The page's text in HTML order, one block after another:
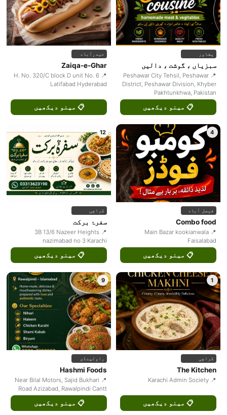
پشاور
سبزیاں ، گوشت ، دالیں
📍 Peshawar City Tehsil, Peshawar
District, Peshawar Division, Khyber
Pakhtunkhwa, Pakistan
📋 مینو دیکھیں
حیدرآباد
Zaiqa-e-Ghar
📍 H. No. 320/C block D unit No. 6
Latifabad Hyderabad
📋 مینو دیکھیں
4
فیصل آباد
Combo food
📍 Main Bazar kookianwala
Faisalabad
📋 مینو دیکھیں
12
کراچی
سفرۂ برکت
📍 3B 13/6 Nazeer Heights
nazimabad no 3 Karachi
📋 مینو دیکھیں
1
کراچی
The Kitchen
📍 Karachi Admin Society
📋 مینو دیکھیں
9
راولپنڈی
Hashmi Foods
📍 Near Bilal Motors, Sajid Bukhari
Road Azizabad, Rawalpindi Cantt
📋 مینو دیکھیں